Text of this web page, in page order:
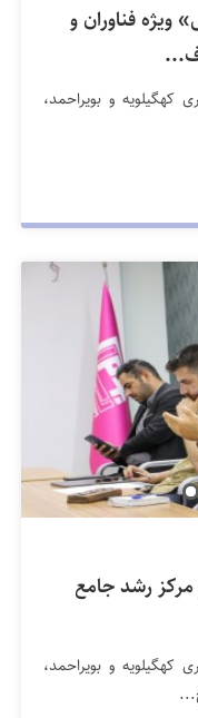
فناوران و
ف...
کهگیلویه و بویراحمد،
مرکز رشد جامع
کهگیلویه و بویراحمد،